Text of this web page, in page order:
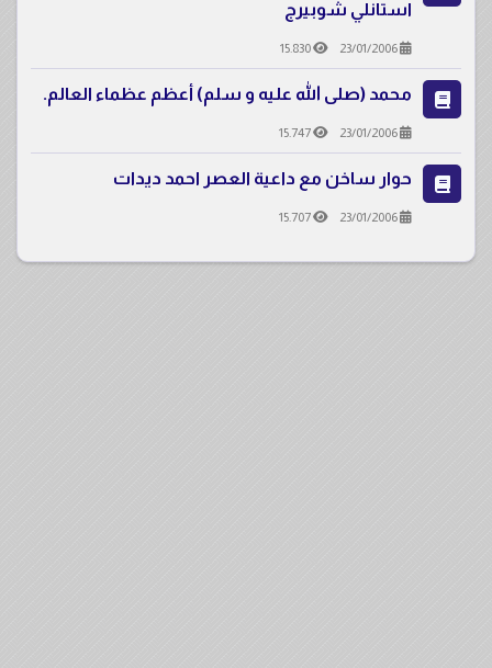
استانلي شوبيرج
23/01/2006
15.830
محمد (صلى الله عليه و سلم) أعظم عظماء العالم.
23/01/2006
15.747
حوار ساخن مع داعية العصر احمد ديدات
23/01/2006
15.707